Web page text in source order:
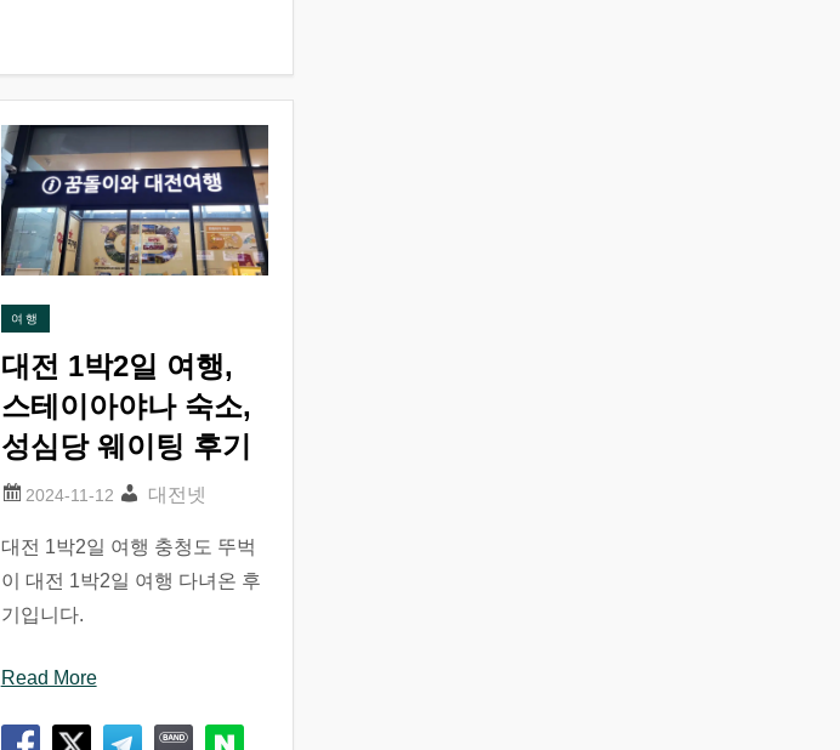
여행
대전 1박2일 여행,
스테이아야나 숙소,
성심당 웨이팅 후기
대전넷
대전 1박2일 여행 충청도 뚜벅
이 대전 1박2일 여행 다녀온 후
기입니다.
Read More